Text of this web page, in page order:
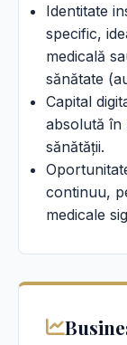
Identitate
specific,
medicală
sănătate
Capital
absolută în
sănătății.
continuu,
medicale